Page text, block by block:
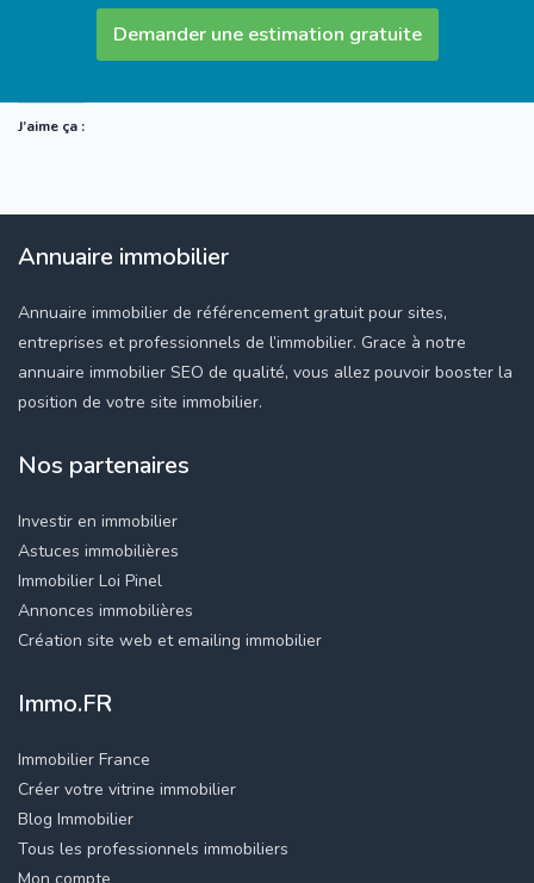
Demander une estimation gratuite
J’aime ça :
Annuaire immobilier
Annuaire immobilier de référencement gratuit pour sites,
entreprises et professionnels de l’immobilier. Grace à notre
annuaire immobilier SEO de qualité, vous allez pouvoir booster la
position de votre site immobilier.
Nos partenaires
Investir en immobilier
Astuces immobilières
Immobilier Loi Pinel
Annonces immobilières
Création site web et emailing immobilier
Immo.FR
Immobilier France
Créer votre vitrine immobilier
Blog Immobilier
Tous les professionnels immobiliers